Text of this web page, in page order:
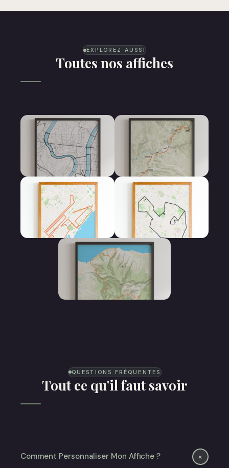
EXPLOREZ AUSSI
Toutes nos affiches
Affiche 10 km Affiche 100 km
Affiche Marathon
Affiche Semi
Marathon
QUESTIONS FRÉQUENTES
Tout ce qu'il faut savoir
Comment Personnaliser Mon Affiche ? +